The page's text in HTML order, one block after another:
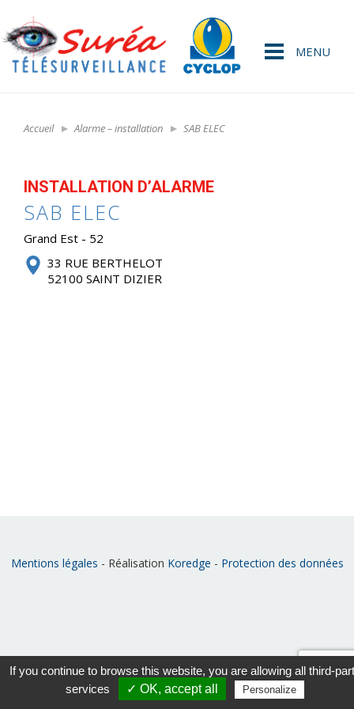
MENU
Accueil Alarme – installation SAB ELEC
INSTALLATION D’ALARME
SAB ELEC
Grand Est - 52
33 RUE BERTHELOT
52100 SAINT DIZIER
Mentions légales - Réalisation Koredge - Protection des données
If you continue to browse this website, you are allowing all third-
services
✓ OK, accept all Personalize